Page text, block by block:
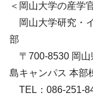
＜岡山大学の産学
岡山大学研究・
部
〒700-8530 岡山
島キャンパス 本部
TEL：086-251-